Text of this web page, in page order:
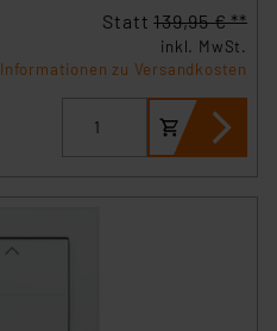
Statt139,95 € **
inkl. MwSt.
Informationen zu Versandkosten